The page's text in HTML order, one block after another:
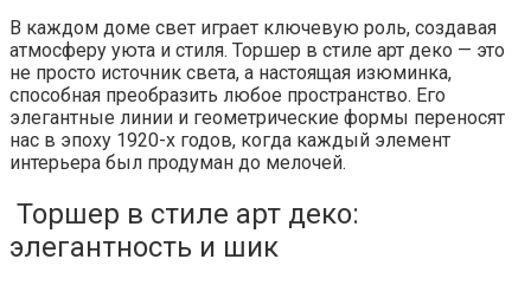
В каждом доме свет играет ключевую роль, создавая
атмосферу уюта и стиля. Торшер в стиле арт деко — это
не просто источник света, а настоящая изюминка,
способная преобразить любое пространство. Его
элегантные линии и геометрические формы переносят
нас в эпоху 1920-х годов, когда каждый элемент
интерьера был продуман до мелочей.
Торшер в стиле арт деко:
элегантность и шик